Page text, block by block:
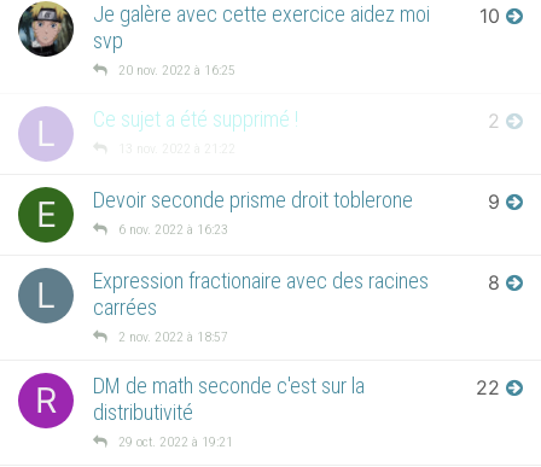
Je galère avec cette exercice aidez moi
svp
20 nov. 2022 à 16:25
10
L Ce sujet a été supprimé !
13 nov. 2022 à 21:22
2
E Devoir seconde prisme droit toblerone
6 nov. 2022 à 16:23
9
L
Expression fractionaire avec des racines
carrées
2 nov. 2022 à 18:57
8
R
DM de math seconde c'est sur la
distributivité
29 oct. 2022 à 19:21
22